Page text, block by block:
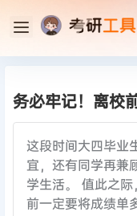
务必牢记！离校
这段时间大四毕业
宜，还有同学再兼
学生活。 值此之
前一定要将成绩单